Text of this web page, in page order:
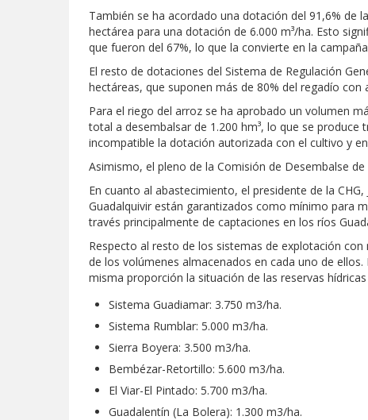
También se ha acordado una dotación del 91,6% de
hectárea para una dotación de 6.000 m³/ha. Esto
que fueron del 67%, lo que la convierte en la
El resto de dotaciones del Sistema de Regulación
hectáreas, que suponen más de 80% del regadío con
Para el riego del arroz se ha aprobado un volumen
total a desembalsar de 1.200 hm³, lo que se
incompatible la dotación autorizada con el cultivo y
Asimismo, el pleno de la Comisión de Desembalse
En cuanto al abastecimiento, el presidente de la
Guadalquivir están garantizados como mínimo para
través principalmente de captaciones en los ríos
Respecto al resto de los sistemas de explotación
de los volúmenes almacenados en cada uno de
misma proporción la situación de las reservas
Sistema Guadiamar: 3.750 m3/ha.
Sistema Rumblar: 5.000 m3/ha.
Sierra Boyera: 3.500 m3/ha.
Bembézar-Retortillo: 5.600 m3/ha.
El Viar-El Pintado: 5.700 m3/ha.
Guadalentín (La Bolera): 1.300 m3/ha.